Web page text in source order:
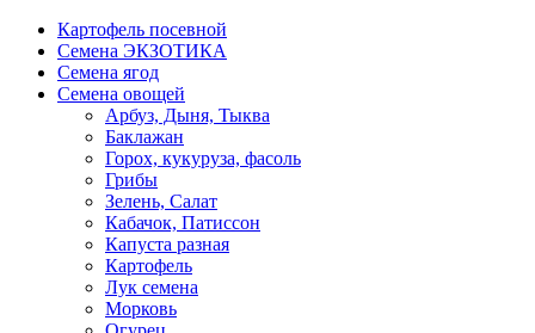
Картофель посевной
Семена ЭКЗОТИКА
Семена ягод
Семена овощей
Арбуз, Дыня, Тыква
Баклажан
Горох, кукуруза, фасоль
Грибы
Зелень, Салат
Кабачок, Патиссон
Капуста разная
Картофель
Лук семена
Морковь